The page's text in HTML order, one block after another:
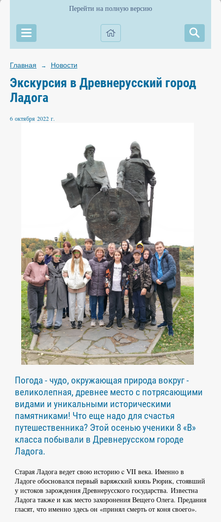
Перейти на полную версию
Главная → Новости
Экскурсия в Древнерусский город
Ладога
6 октября 2022 г.
Погода - чудо, окружающая природа вокруг -
великолепная, древнее место с потрясающими
видами и уникальными историческими
памятниками! Что еще надо для счастья
путешественника? Этой осенью ученики 8 «В»
класса побывали в Древнерусском городе
Ладога.
Старая Ладога ведет свою историю c VII века. Именно в
Ладоге обосновался первый варяжский князь Рюрик, стоявший
у истоков зарождения Древнерусского государства. Известна
Ладога также и как место захоронения Вещего Олега. Предания
гласят, что именно здесь он «принял смерть от коня своего».